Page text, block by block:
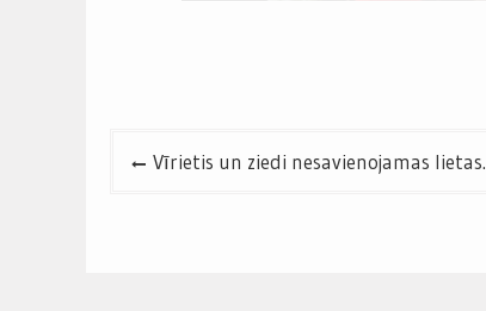
PostVīrietis un ziedi nesavienojamas lietas.